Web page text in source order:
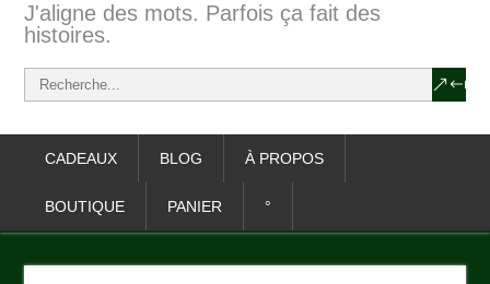
J'aligne des mots. Parfois ça fait des
histoires.
CADEAUX BLOG À PROPOS
BOUTIQUE PANIER °